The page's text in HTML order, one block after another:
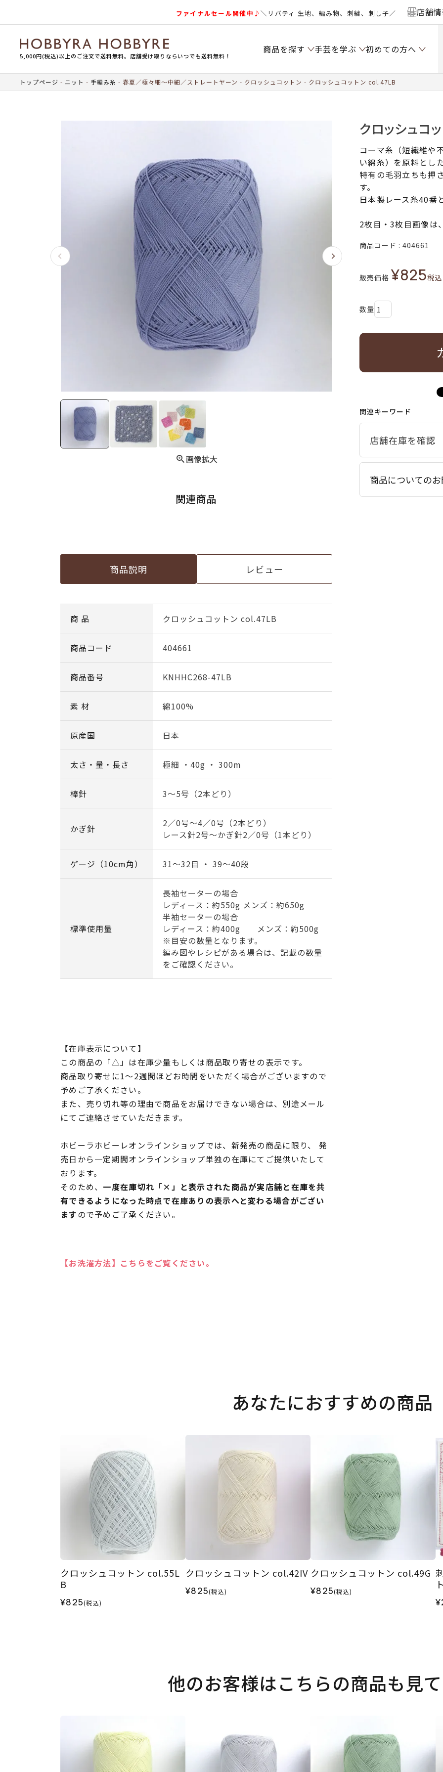
ファイナルセール開催中♪＼リバティ 生地、編み物、刺繍、刺し子／ 店舗
5,000円(税込)以上のご注文で送料無料。店舗受け取りならいつでも送料無料！
商品を探す 手芸を学ぶ 初めての方へ
トップページ ニット 手編み糸 春夏／極々細～中細／ストレートヤーン クロッシュコットン クロッシュコットン col.47LB
画像拡大
関連商品
商品説明 レビュー
商 品 クロッシュコットン col.47LB
商品コード 404661
商品番号 KNHHC268-47LB
素 材 綿100%
原産国 日本
太さ・量・長さ 極細 ・40g ・ 300m
棒針 3～5号（2本どり）
かぎ針
2／0号～4／0号（2本どり）
レース針2号～かぎ針2／0号（1本どり）
ゲージ（10cm角） 31～32目 ・ 39～40段
標準使用量
長袖セーターの場合
レディース：約550g メンズ：約650g
半袖セーターの場合
レディース：約400g メンズ：約500g
※目安の数量となります。
編み図やレシピがある場合は、記載の数量
をご確認ください。
【在庫表示について】
この商品の「△」は在庫少量もしくは商品取り寄せの表示です。
商品取り寄せに1～2週間ほどお時間をいただく場合がございますので
予めご了承ください。
また、売り切れ等の理由で商品をお届けできない場合は、別途メール
にてご連絡させていただきます。
ホビーラホビーレオンラインショップでは、新発売の商品に限り、 発
売日から一定期間オンラインショップ単独の在庫にてご提供いたして
おります。
そのため、 一度在庫切れ「×」と表示された商品が実店舗と在庫を共
有できるようになった時点で在庫ありの表示へと変わる場合がござい
ますので予めご了承ください。
【お洗濯方法】こちらをご覧ください。
クロッシュコ
コーマ糸（短繊維や
い綿糸）を原料とし
特有の毛羽立ちも押
す。
日本製レース糸40番
2枚目・3枚目画像は
商品コード 404661
販売価格 ¥825税込
関連キーワード
商品についての
あなたにおすすめの商品
クロッシュコットン col.55L
B
¥825(税込)
クロッシュコットン col.42IV
¥825(税込)
クロッシュコットン col.49G
¥825(税込)
ト
他のお客様はこちらの商品も見